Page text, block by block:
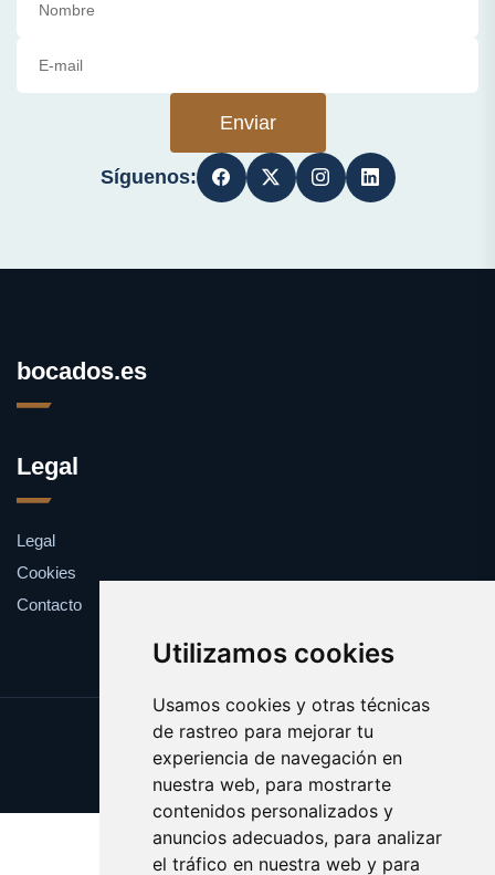
Utilizamos cookies
Usamos cookies y otras técnicas
de rastreo para mejorar tu
experiencia de navegación en
nuestra web, para mostrarte
contenidos personalizados y
anuncios adecuados, para analizar
el tráfico en nuestra web y para
Enviar
Síguenos:
bocados.es
Legal
Legal
Cookies
Contacto
Update cookies preferences
Copyright © 2025 bocados.es